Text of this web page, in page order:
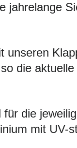
jahrelange
unseren
die
die
mit UV-